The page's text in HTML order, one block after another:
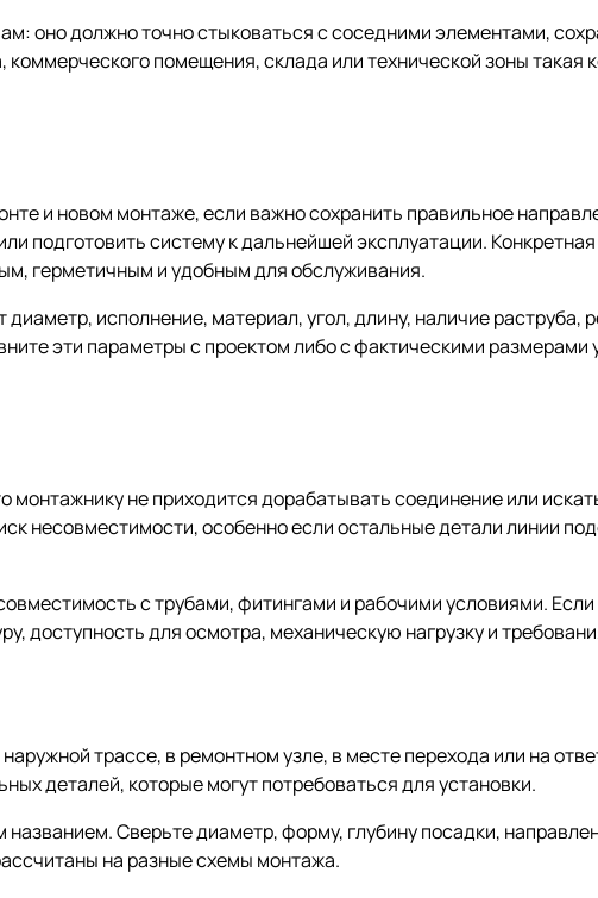
оно должно точно стыковаться с соседними элементами,
помещения, склада или технической зоны такая
и новом монтаже, если важно сохранить правильное
подготовить систему к дальнейшей эксплуатации.
герметичным и удобным для обслуживания.
исполнение, материал, угол, длину, наличие раструба,
эти параметры с проектом либо с фактическими размерами
не приходится дорабатывать соединение или
несовместимости, особенно если остальные детали линии
с трубами, фитингами и рабочими условиями.
доступность для осмотра, механическую нагрузку и
трассе, в ремонтном узле, в месте перехода или на
деталей, которые могут потребоваться для установки.
Сверьте диаметр, форму, глубину посадки,
на разные схемы монтажа.